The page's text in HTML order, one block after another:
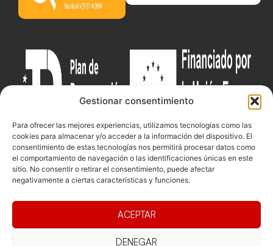
Gestionar consentimiento
Para ofrecer las mejores experiencias, utilizamos tecnologías como las
cookies para almacenar y/o acceder a la información del dispositivo. El
consentimiento de estas tecnologías nos permitirá procesar datos como
el comportamiento de navegación o las identificaciones únicas en este
sitio. No consentir o retirar el consentimiento, puede afectar
negativamente a ciertas características y funciones.
ACEPTAR
DENEGAR
Junta
Competicions
Pista
Playa
Documentacio
Transparència
Eleccions
Contacte
Jonqueres,
08003